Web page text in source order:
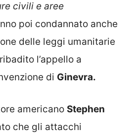
civili e aree
poi condannato anche
delle leggi umanitarie
l’appello a
di Ginevra.
americano Stephen
che gli attacchi